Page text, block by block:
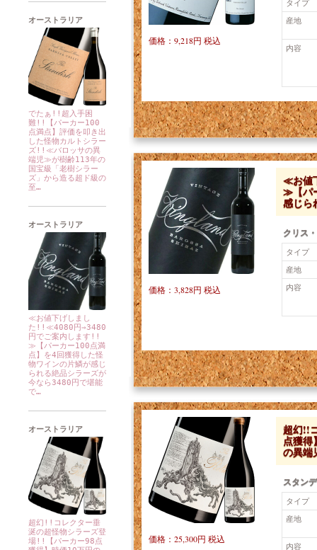
オーストラリア
でたぁ!!超入手困
難!!【パーカー100
点満点】評価を叩き出
した怪物カルトシラー
ズ!!≪バロッサの異
端児≫が樹齢113年の
国宝級「老樹シラー
ズ」から造る超ド級の
至…
オーストラリア
≪お値下げしまし
た!!≪4080円⇒3480
円でご案内します!!
≫【パーカー100点満
点】を4回獲得した怪
物ワインの片鱗が感じ
られる絶品シラーズが
今なら3480円で堪能
で…
オーストラリア
超幻!!コレクター垂
涎の超怪物シラーズ登
場!!【パーカー98点
タイプ
産地
内容
価格：9,218円 税込
≪お値
≫【パ
感じら
クリス
タイプ
産地
内容
価格：3,828円 税込
超幻!!
点獲得
の異端
スタン
タイプ
産地
内容
価格：25,300円 税込